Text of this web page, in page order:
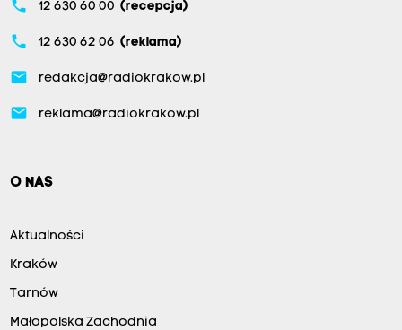
phone 12 630 60 00 (recepcja)
phone 12 630 62 06 (reklama)
email redakcja@radiokrakow.pl
email reklama@radiokrakow.pl
O NAS
Aktualności
Kraków
Tarnów
Małopolska Zachodnia